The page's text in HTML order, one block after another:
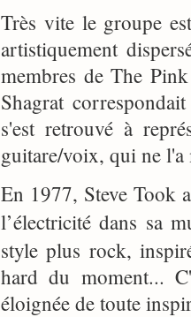
Très vite le groupe
artistiquement
membres de The
Shagrat
s'est retrouvé à
guitare/voix, qui ne
En 1977, Steve Took
l’électricité dans sa
style plus rock,
hard du moment...
éloignée de toute